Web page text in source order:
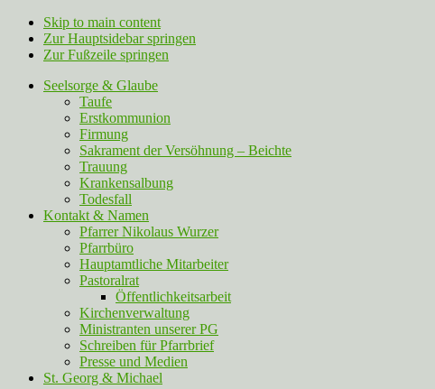
Skip to main content
Zur Hauptsidebar springen
Zur Fußzeile springen
Seelsorge & Glaube
Taufe
Erstkommunion
Firmung
Sakrament der Versöhnung – Beichte
Trauung
Krankensalbung
Todesfall
Kontakt & Namen
Pfarrer Nikolaus Wurzer
Pfarrbüro
Hauptamtliche Mitarbeiter
Pastoralrat
Öffentlichkeitsarbeit
Kirchenverwaltung
Ministranten unserer PG
Schreiben für Pfarrbrief
Presse und Medien
St. Georg & Michael